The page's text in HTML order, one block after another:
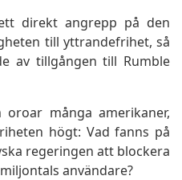
direkt angrepp på den
till yttrandefrihet, så
av tillgången till Rumble
många amerikaner,
högt: Vad fanns på
regeringen att blockera
användare?